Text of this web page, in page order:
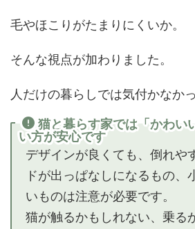
毛やほこりがたまりにくいか。
そんな視点が加わりました。
人だけの暮らしでは気付かなか
猫と暮らす家では「かわい
い方が安心です
デザインが良くても、倒れや
ドが出っぱなしになるもの、
いものは注意が必要です。
猫が触るかもしれない、乗る